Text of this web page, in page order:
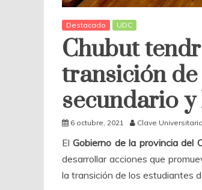
Destacado UDC
Chubut
transición
secundario
6 octubre, 2021 Clave Universitaria
ElGobierno de la provincia del
desarrollar acciones que
la transición de los estudiantes